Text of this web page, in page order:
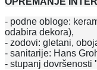
- podne obloge:
odabira dekora),
- zodovi: gletani,
- sanitarije: Hans
- stupanj dovršenosti